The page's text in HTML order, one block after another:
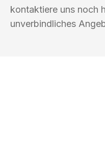
kontaktiere uns noch
unverbindliches